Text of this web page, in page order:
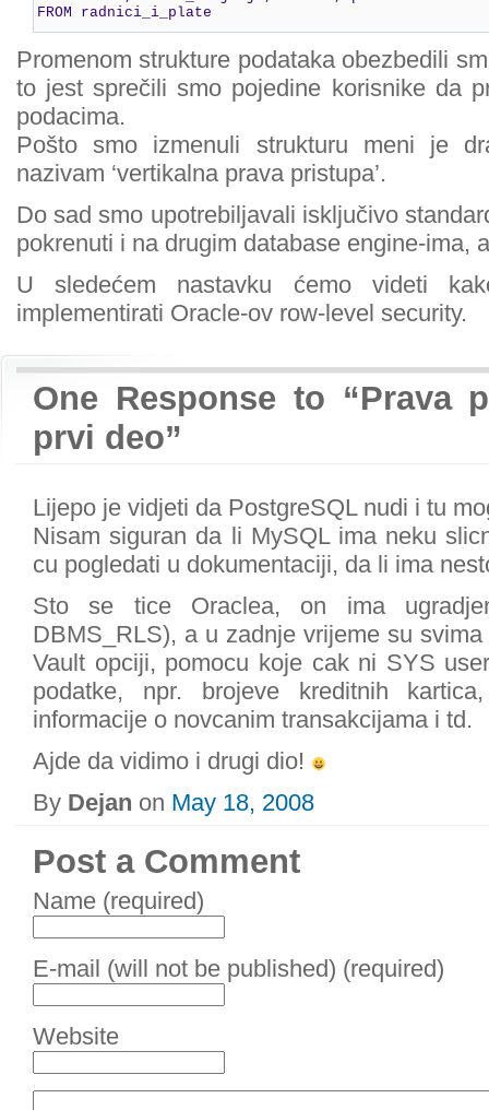
FROM radnici_i_plate
Promenom strukture podataka obezbedili
to jest sprečili smo pojedine korisnike da
podacima.
Pošto smo izmenuli strukturu meni je
nazivam ‘vertikalna prava pristupa’.
Do sad smo upotrebiljavali isključivo
pokrenuti i na drugim database engine-ima,
U sledećem nastavku ćemo videti
implementirati Oracle-ov row-level security.
One Response to “Prava
prvi deo”
Lijepo je vidjeti da PostgreSQL nudi i tu
Nisam siguran da li MySQL ima neku
cu pogledati u dokumentaciji, da li ima
Sto se tice Oraclea, on ima
DBMS_RLS), a u zadnje vrijeme su
Vault opciji, pomocu koje cak ni SYS
podatke, npr. brojeve kreditnih
informacije o novcanim transakcijama i td.
Ajde da vidimo i drugi dio!
By Dejan on May 18, 2008
Post a Comment
Name (required)
E-mail (will not be published) (required)
Website